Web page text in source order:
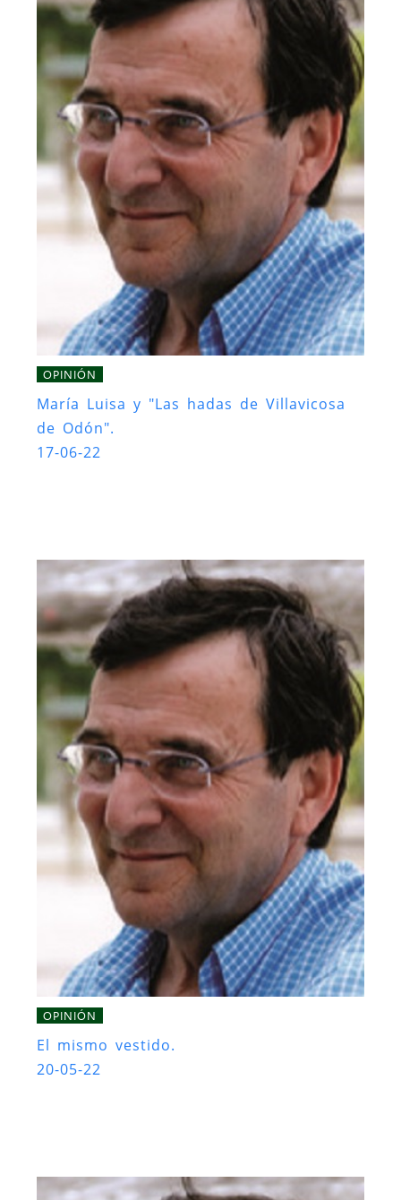
OPINIÓN
María Luisa y "Las hadas de Villavicosa
de Odón".
17-06-22
OPINIÓN
El mismo vestido.
20-05-22